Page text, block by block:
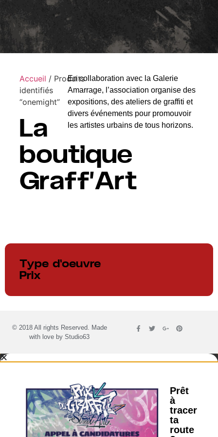
Accueil / Produits
identifiés
“onemight”
La
boutique
Graff’Art​
En collaboration avec la Galerie
Amarrage, l’association organise des
expositions, des ateliers de graffiti et
divers événements pour promouvoir
les artistes urbains de tous horizons.
Type d'oeuvre
Prix
© 2018 All rights Reserved. Made
with love by Studio63
Prêt
à
tracer
ta
route